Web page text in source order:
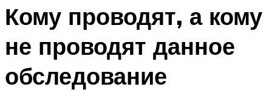
Кому проводят, а кому
не проводят данное
обследование